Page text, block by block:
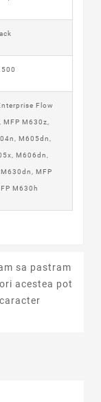
Flow
MFP M630z,
M605dn,
M606dn,
MFP
M630h
sa pastram
acestea pot